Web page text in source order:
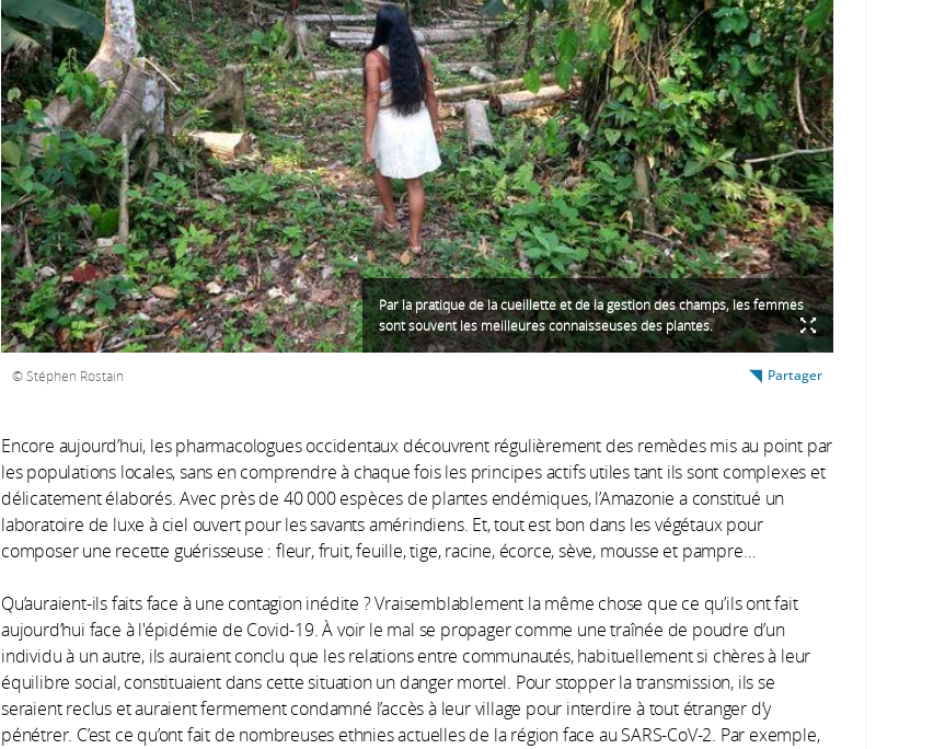
Par la pratique de la cueillette et de la gestion des champs, les femmes
sont souvent les meilleures connaisseuses des plantes.
Stéphen Rostain Partager
Encore aujourd’hui, les pharmacologues occidentaux découvrent régulièrement des remèdes mis au point par
les populations locales, sans en comprendre à chaque fois les principes actifs utiles tant ils sont complexes et
délicatement élaborés. Avec près de 40 000 espèces de plantes endémiques, l’Amazonie a constitué un
laboratoire de luxe à ciel ouvert pour les savants amérindiens. Et, tout est bon dans les végétaux pour
composer une recette guérisseuse : fleur, fruit, feuille, tige, racine, écorce, sève, mousse et pampre…
Qu’auraient-ils faits face à une contagion inédite ? Vraisemblablement la même chose que ce qu’ils ont fait
aujourd’hui face à l'épidémie de Covid-19. À voir le mal se propager comme une traînée de poudre d’un
individu à un autre, ils auraient conclu que les relations entre communautés, habituellement si chères à leur
équilibre social, constituaient dans cette situation un danger mortel. Pour stopper la transmission, ils se
seraient reclus et auraient fermement condamné l’accès à leur village pour interdire à tout étranger d’y
pénétrer. C’est ce qu’ont fait de nombreuses ethnies actuelles de la région face au SARS-CoV-2. Par exemple,